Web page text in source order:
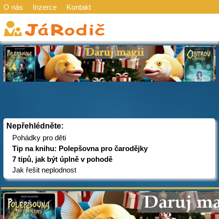
O nás Inzerce Kontakt
Nepřehlédněte:
Pohádky pro děti
Tip na knihu: Polepšovna pro čarodějky
7 tipů, jak být úplně v pohodě
Jak řešit neplodnost